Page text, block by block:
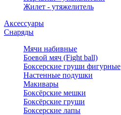
Жилет - утяжелитель
Аксессуары
Снаряды
Мячи набивные
Боевой мяч (Fight ball)
Боксерские груши фигурные
Настенные подушки
Макивары
Боксёрские мешки
Боксёрские груши
Боксерские лапы